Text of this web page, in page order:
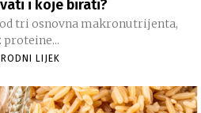
i koje birati?
tri osnovna makronutrijenta,
proteine...
LIJEK